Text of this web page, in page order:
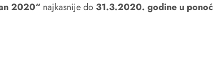
2020“ najkasnije do 31.3.2020. godine u ponoć